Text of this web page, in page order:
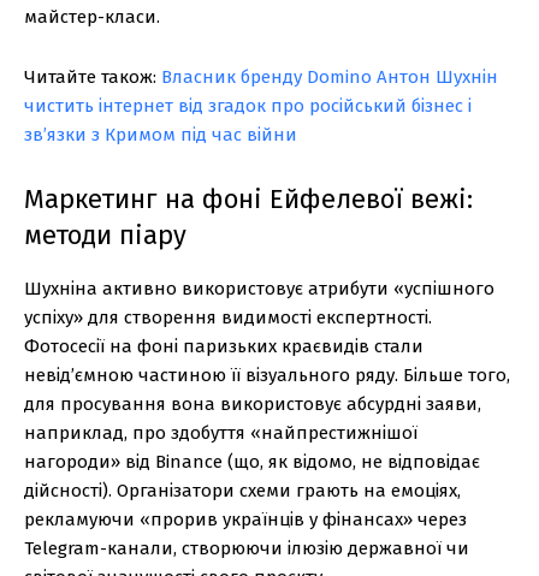
майстер-класи.
Читайте також: Власник бренду Domino Антон Шухнін
чистить інтернет від згадок про російський бізнес і
зв’язки з Кримом під час війни
Маркетинг на фоні Ейфелевої вежі:
методи піару
Шухніна активно використовує атрибути «успішного
успіху» для створення видимості експертності.
Фотосесії на фоні паризьких краєвидів стали
невід’ємною частиною її візуального ряду. Більше того,
для просування вона використовує абсурдні заяви,
наприклад, про здобуття «найпрестижнішої
нагороди» від Binance (що, як відомо, не відповідає
дійсності). Організатори схеми грають на емоціях,
рекламуючи «прорив українців у фінансах» через
Telegram-канали, створюючи ілюзію державної чи